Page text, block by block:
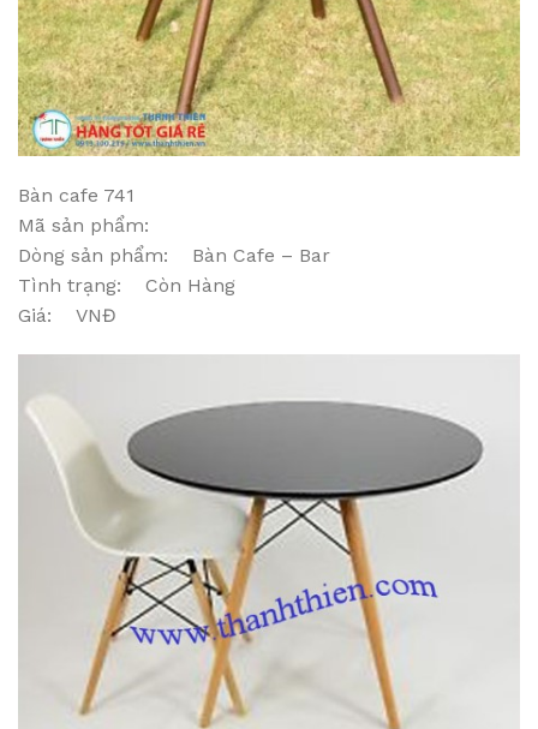
Bàn cafe 741
Mã sản phẩm:
Dòng sản phẩm: Bàn Cafe – Bar
Tình trạng: Còn Hàng
Giá: VNĐ